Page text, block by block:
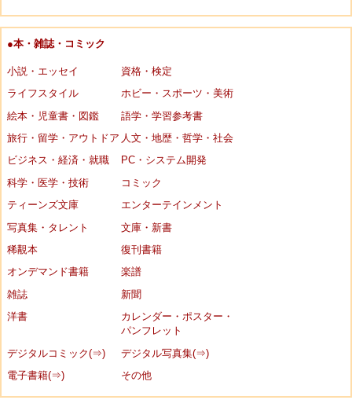
●本・雑誌・コミック
小説・エッセイ
資格・検定
ライフスタイル
ホビー・スポーツ・美術
絵本・児童書・図鑑
語学・学習参考書
旅行・留学・アウトドア 人文・地歴・哲学・社会
ビジネス・経済・就職
PC・システム開発
科学・医学・技術
コミック
ティーンズ文庫
エンターテインメント
写真集・タレント
文庫・新書
稀覯本
復刊書籍
オンデマンド書籍
楽譜
雑誌
新聞
洋書
カレンダー・ポスター・
パンフレット
デジタルコミック(⇒)
デジタル写真集(⇒)
電子書籍(⇒)
その他